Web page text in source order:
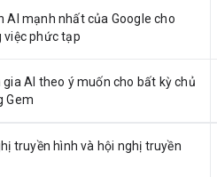
AI mạnh nhất của Google cho
việc phức tạp
AI theo ý muốn cho bất kỳ chủ
Gem
truyền hình và hội nghị truyền